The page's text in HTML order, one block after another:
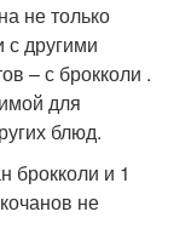
не только
с другими
– с брокколи .
для
блюд.
брокколи и 1
не